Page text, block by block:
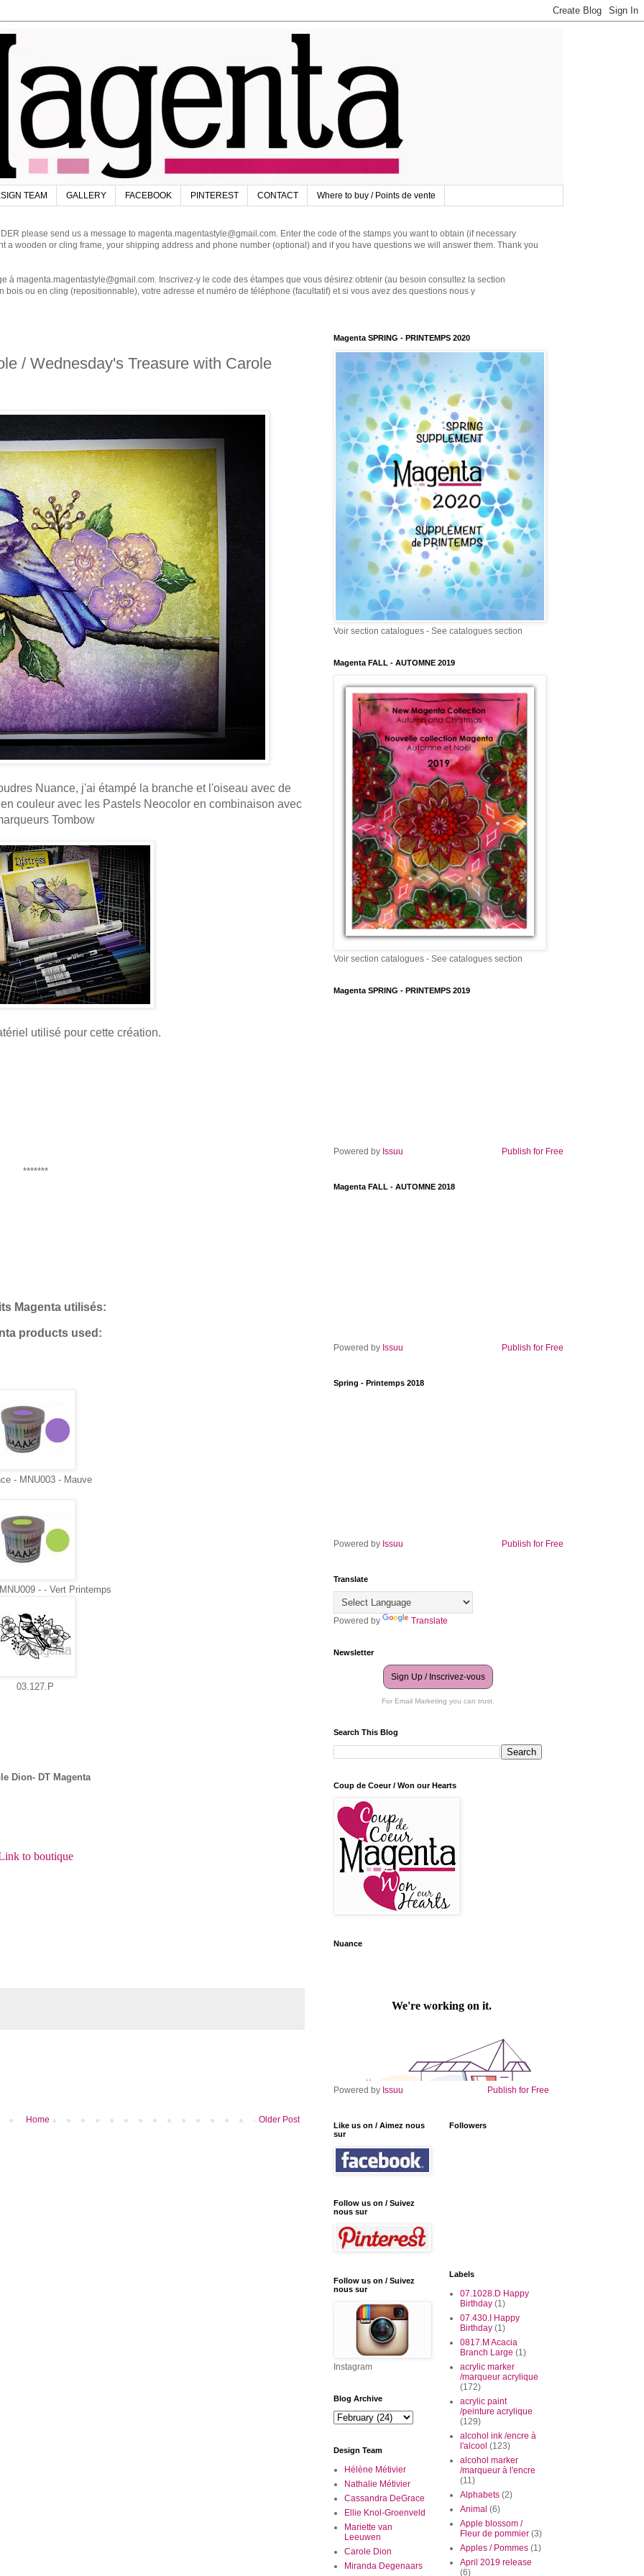
TEAM GALLERY FACEBOOK PINTEREST CONTACT Where to buy / Points de vente
please send us a message to magenta.magentastyle@gmail.com. Enter the code of the stamps you want to obtain (if necessary
a wooden or cling frame, your shipping address and phone number (optional) and if you have questions we will answer them. Thank you
à magenta.magentastyle@gmail.com. Inscrivez-y le code des étampes que vous désirez obtenir (au besoin consultez la section
ou en cling (repositionnable), votre adresse et numéro de téléphone (facultatif) et si vous avez des questions nous y
/ Wednesday's Treasure with Carole
Nuance, j'ai étampé la branche et l'oiseau avec de
couleur avec les Pastels Neocolor en combinaison avec
Tombow
utilisé pour cette création.
*******
Magenta utilisés:
products used:
- MNU003 - Mauve
- - Vert Printemps
03.127.P
Dion- DT Magenta
to boutique
Older Post
Home
Magenta SPRING - PRINTEMPS 2020
Voir section catalogues - See catalogues section
Magenta FALL - AUTOMNE 2019
Voir section catalogues - See catalogues section
Magenta SPRING - PRINTEMPS 2019
Powered by Issuu Publish for Free
Magenta FALL - AUTOMNE 2018
Powered by Issuu Publish for Free
Spring - Printemps 2018
Powered by Issuu Publish for Free
Translate
Powered by Translate
Newsletter
Sign Up / Inscrivez-vous
For Email Marketing you can trust.
Search This Blog
Coup de Coeur / Won our Hearts
Nuance
Powered by Issuu Publish for Free
Like us on / Aimez nous
sur
Follow us on / Suivez
nous sur
Follow us on / Suivez
nous sur
Instagram
Blog Archive
Design Team
Hélène Métivier
Nathalie Métivier
Cassandra DeGrace
Ellie Knol-Groenveld
Mariette van
Leeuwen
Carole Dion
Miranda Degenaars
Followers
Labels
07.1028.D Happy
Birthday (1)
07.430.I Happy
Birthday (1)
0817.M Acacia
Branch Large (1)
acrylic marker
/marqueur acrylique
(172)
acrylic paint
/peinture acrylique
(129)
alcohol ink /encre à
l'alcool (123)
alcohol marker
/marqueur à l'encre
(11)
Alphabets (2)
Animal (6)
Apple blossom /
Fleur de pommier (3)
Apples / Pommes (1)
April 2019 release
(6)